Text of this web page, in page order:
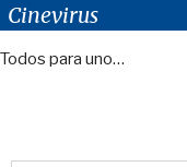
Cinevirus
Todos para uno…